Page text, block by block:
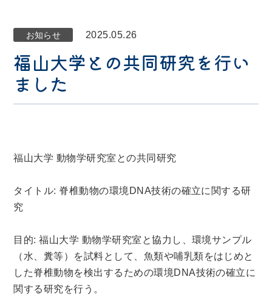
お知らせ 2025.05.26
福山大学との共同研究を行い
ました
福山大学 動物学研究室との共同研究
タイトル: 脊椎動物の環境DNA技術の確立に関する研
究
目的: 福山大学 動物学研究室と協力し、環境サンプル
（水、糞等）を試料として、魚類や哺乳類をはじめと
した脊椎動物を検出するための環境DNA技術の確立に
関する研究を行う。